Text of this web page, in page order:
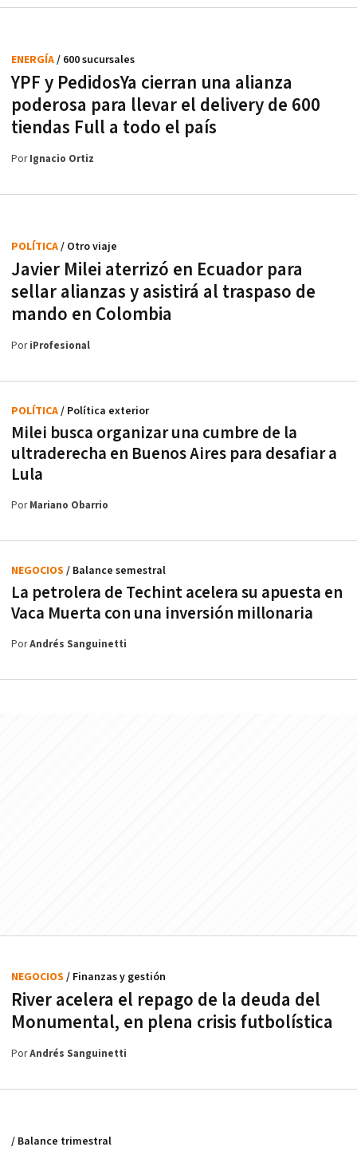
YPF y PedidosYa cierran una alianza
poderosa para llevar el delivery de 600
tiendas Full a todo el país
ENERGÍA/ 600 sucursales
PorIgnacio Ortiz
Javier Milei aterrizó en Ecuador para
sellar alianzas y asistirá al traspaso de
mando en Colombia
POLÍTICA/ Otro viaje
PoriProfesional
Milei busca organizar una cumbre de la
ultraderecha en Buenos Aires para desafiar a
Lula
POLÍTICA/ Política exterior
PorMariano Obarrio
La petrolera de Techint acelera su apuesta en
Vaca Muerta con una inversión millonaria
NEGOCIOS / Balance semestral
PorAndrés Sanguinetti
River acelera el repago de la deuda del
Monumental, en plena crisis futbolística
NEGOCIOS / Finanzas y gestión
PorAndrés Sanguinetti
/ Balance trimestral